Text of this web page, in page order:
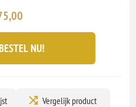
NU!
Vergelijk product